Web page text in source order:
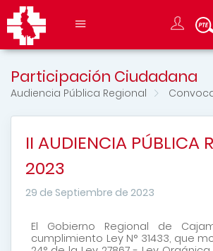
Participación Ciudadana
Audiencia Pública Regional
II AUDIENCIA PÚBLICA
2023
29 de Septiembre de 2023
El Gobierno Regional de
cumplimiento Ley N° 31433, que